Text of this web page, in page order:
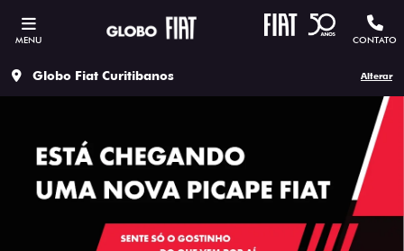
MENU CONTATO
Globo Fiat Curitibanos Alterar